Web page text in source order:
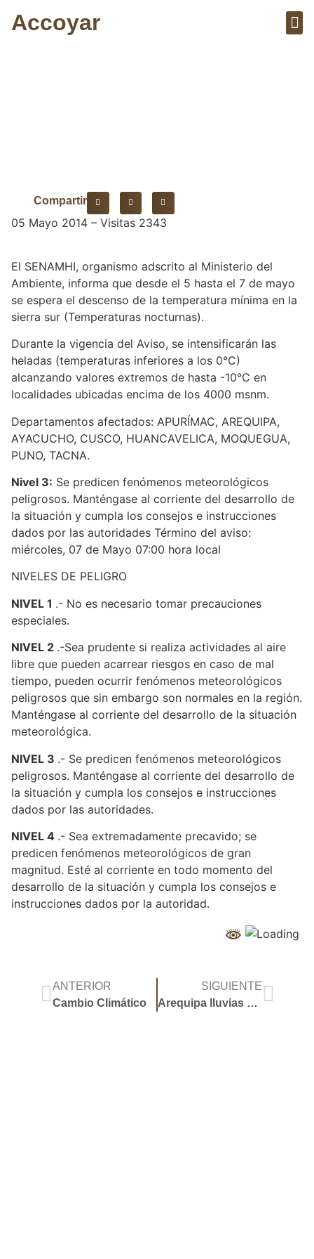
Accoyar
Compartir
05 Mayo 2014 – Visitas 2343
El SENAMHI, organismo adscrito al Ministerio del
Ambiente, informa que desde el 5 hasta el 7 de mayo
se espera el descenso de la temperatura mínima en la
sierra sur (Temperaturas nocturnas).
Durante la vigencia del Aviso, se intensificarán las
heladas (temperaturas inferiores a los 0°C)
alcanzando valores extremos de hasta -10°C en
localidades ubicadas encima de los 4000 msnm.
Departamentos afectados: APURÍMAC, AREQUIPA,
AYACUCHO, CUSCO, HUANCAVELICA, MOQUEGUA,
PUNO, TACNA.
Nivel 3: Se predicen fenómenos meteorológicos
peligrosos. Manténgase al corriente del desarrollo de
la situación y cumpla los consejos e instrucciones
dados por las autoridades Término del aviso:
miércoles, 07 de Mayo 07:00 hora local
NIVELES DE PELIGRO
NIVEL 1 .- No es necesario tomar precauciones
especiales.
NIVEL 2 .-Sea prudente si realiza actividades al aire
libre que pueden acarrear riesgos en caso de mal
tiempo, pueden ocurrir fenómenos meteorológicos
peligrosos que sin embargo son normales en la región.
Manténgase al corriente del desarrollo de la situación
meteorológica.
NIVEL 3 .- Se predicen fenómenos meteorológicos
peligrosos. Manténgase al corriente del desarrollo de
la situación y cumpla los consejos e instrucciones
dados por las autoridades.
NIVEL 4 .- Sea extremadamente precavido; se
predicen fenómenos meteorológicos de gran
magnitud. Esté al corriente en todo momento del
desarrollo de la situación y cumpla los consejos e
instrucciones dados por la autoridad.
ANTERIOR
Cambio Climático
SIGUIENTE
Arequipa lluvias 2019